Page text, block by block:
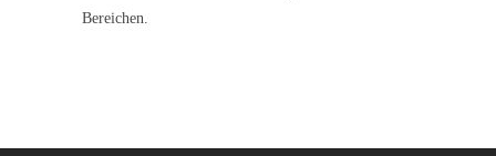
Bereichen.